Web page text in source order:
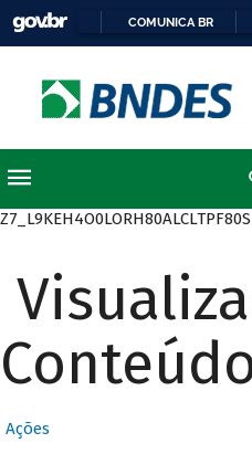
COMUNICA BR
Ações